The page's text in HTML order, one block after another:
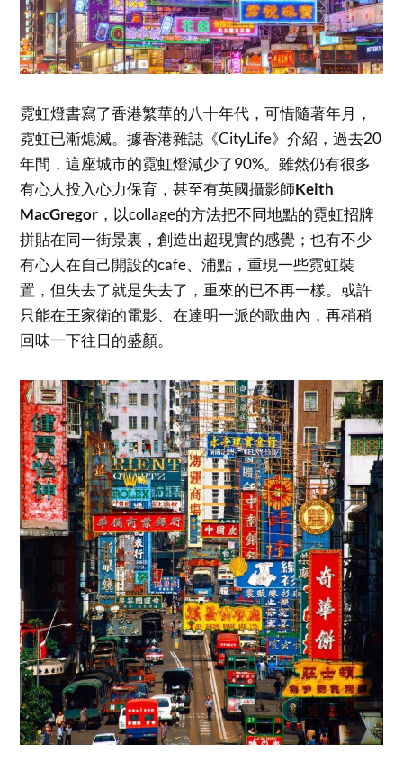
霓虹燈書寫了香港繁華的八十年代，可惜隨著年月，
霓虹已漸熄滅。據香港雜誌《CityLife》介紹，過去20
年間，這座城市的霓虹燈減少了90%。雖然仍有很多
有心人投入心力保育，甚至有英國攝影師Keith
MacGregor ，以collage的方法把不同地點的霓虹招牌
拼貼在同一街景裏，創造出超現實的感覺；也有不少
有心人在自己開設的cafe、浦點，重現一些霓虹裝
置，但失去了就是失去了，重來的已不再一樣。或許
只能在王家衛的電影、在達明一派的歌曲內，再稍稍
回味一下往日的盛顏。